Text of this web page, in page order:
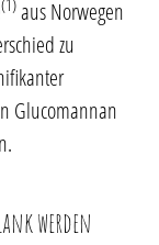
(1) aus Norwegen
zu
Glucomannan
werden